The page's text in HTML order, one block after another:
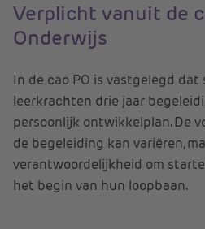
Verplicht vanuit de
Onderwijs
In de cao PO is vastgelegd
leerkrachten drie jaar
persoonlijk ontwikkelplan. De
de begeleiding kan variëren,
verantwoordelijkheid om
het begin van hun loopbaan.